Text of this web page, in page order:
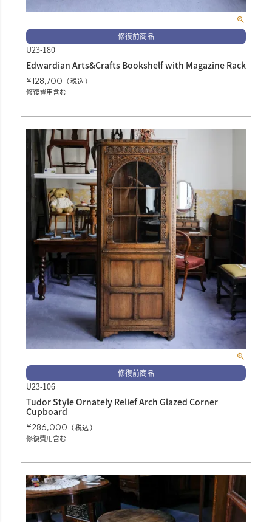
修復前商品
U23-180
Edwardian Arts&Crafts Bookshelf with Magazine Rack
¥128,700
税込
修復費用含む
修復前商品
U23-106
Tudor Style Ornately Relief Arch Glazed Corner
Cupboard
¥286,000
税込
修復費用含む